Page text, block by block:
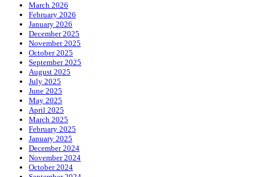
March 2026
February 2026
January 2026
December 2025
November 2025
October 2025
September 2025
August 2025
July 2025
June 2025
May 2025
April 2025
March 2025
February 2025
January 2025
December 2024
November 2024
October 2024